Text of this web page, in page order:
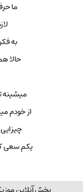
ما
به
حالا
میشینه
از خودم
یکم سعی